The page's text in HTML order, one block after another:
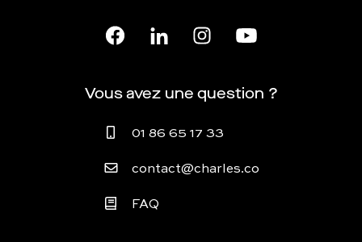
Vous avez une question ?
01 86 65 17 33
contact@charles.co
FAQ